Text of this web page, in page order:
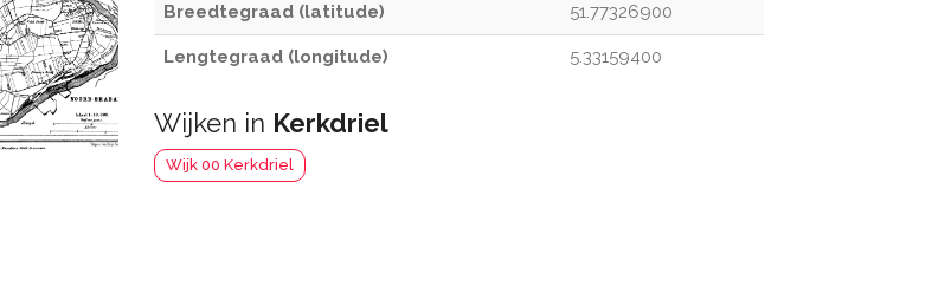
Breedtegraad (latitude) 51.77326900
Lengtegraad (longitude) 5.33159400
Wijken in Kerkdriel
Wijk 00 Kerkdriel